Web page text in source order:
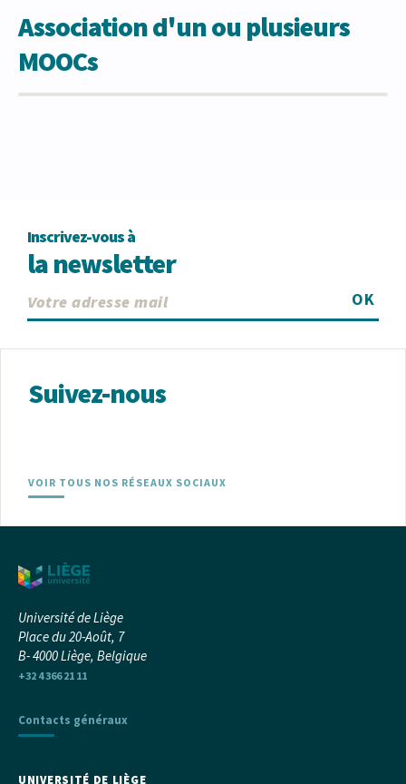
Association d'un ou plusieurs
MOOCs
Inscrivez-vous à
la newsletter
OK
Suivez-nous
VOIR TOUS NOS RÉSEAUX SOCIAUX
Université de Liège
Place du 20-Août, 7
B- 4000 Liège, Belgique
+32 4 366 21 11
Contacts généraux
UNIVERSITÉ DE LIÈGE